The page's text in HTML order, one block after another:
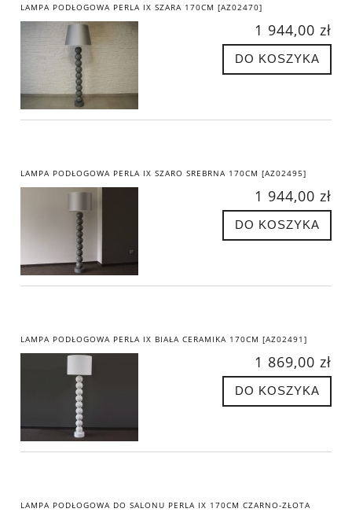
LAMPA PODŁOGOWA PERLA IX SZARA 170CM [AZ02470]
1 944,00 zł
DO KOSZYKA
LAMPA PODŁOGOWA PERLA IX SZARO SREBRNA 170CM [AZ02495]
1 944,00 zł
DO KOSZYKA
LAMPA PODŁOGOWA PERLA IX BIAŁA CERAMIKA 170CM [AZ02491]
1 869,00 zł
DO KOSZYKA
LAMPA PODŁOGOWA DO SALONU PERLA IX 170CM CZARNO-ZŁOTA